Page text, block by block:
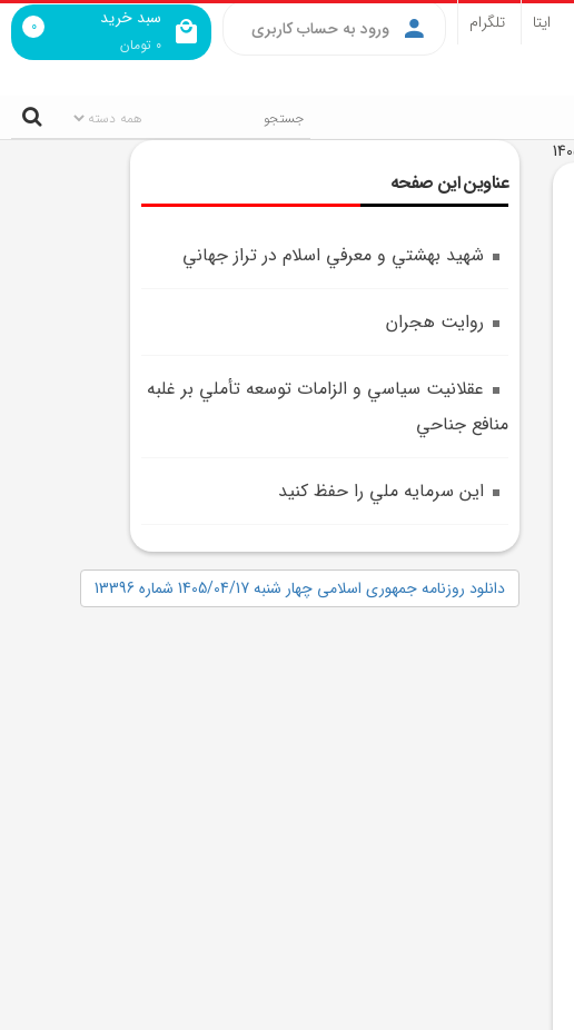
سبد خرید
0 تومان
0 ورود به حساب کاربری ایتا تلگرام
عناوین این صفحه
شهيد بهشتي و معرفي اسلام در تراز جهاني
روايت هجران
عقلانيت سياسي و الزامات توسعه تأملي بر غلبه
منافع جناحي
اين سرمايه ملي را حفظ کنيد
دانلود روزنامه جمهوری اسلامی چهار شنبه 1405/04/17 شماره 13396